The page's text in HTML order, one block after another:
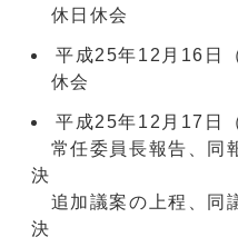
休日休会
平成25年12月16日
休会
平成25年12月17日
常任委員長報告、同
決
追加議案の上程、同
決